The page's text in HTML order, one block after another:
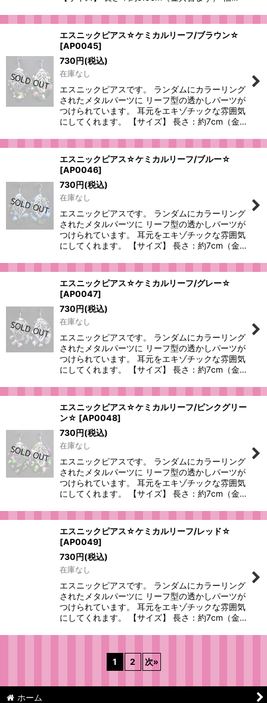
エスニックピアス☆ケミカルリーフ/ブラウン☆
[AP0045]
730円(税込)
在庫なし
エスニックピアスです。 ランダムにカラーリング
されたメタルパーツに リーフ型の透かしパーツが
つけられています。 耳元をエキゾチックな雰囲気
にしてくれます。 【サイズ】 長さ：約7cm（金…
エスニックピアス☆ケミカルリーフ/ブルー☆
[AP0046]
730円(税込)
在庫なし
エスニックピアスです。 ランダムにカラーリング
されたメタルパーツに リーフ型の透かしパーツが
つけられています。 耳元をエキゾチックな雰囲気
にしてくれます。 【サイズ】 長さ：約7cm（金…
エスニックピアス☆ケミカルリーフ/グレー☆
[AP0047]
730円(税込)
在庫なし
エスニックピアスです。 ランダムにカラーリング
されたメタルパーツに リーフ型の透かしパーツが
つけられています。 耳元をエキゾチックな雰囲気
にしてくれます。 【サイズ】 長さ：約7cm（金…
エスニックピアス☆ケミカルリーフ/ピンクグリー
ン☆ [AP0048]
730円(税込)
在庫なし
エスニックピアスです。 ランダムにカラーリング
されたメタルパーツに リーフ型の透かしパーツが
つけられています。 耳元をエキゾチックな雰囲気
にしてくれます。 【サイズ】 長さ：約7cm（金…
エスニックピアス☆ケミカルリーフ/レッド☆
[AP0049]
730円(税込)
在庫なし
エスニックピアスです。 ランダムにカラーリング
されたメタルパーツに リーフ型の透かしパーツが
つけられています。 耳元をエキゾチックな雰囲気
にしてくれます。 【サイズ】 長さ：約7cm（金…
1 2 次»
ホーム